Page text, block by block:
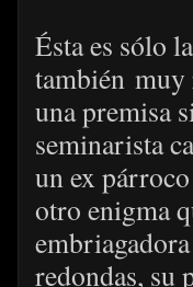
Ésta es sólo
también muy
una premisa
seminarista
un ex
otro enigma
redondas, su